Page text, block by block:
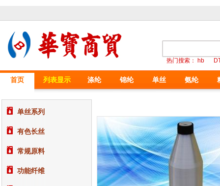
热门搜索： hb
首页 列表显示 涤纶 锦纶 单丝 氨纶
单丝系列
有色长丝
常规原料
功能纤维